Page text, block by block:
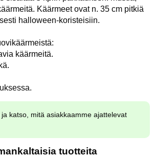
Käärmeet ovat n. 35 cm pitkiä
halloween-koristeisiin.
käärmeitä.
ja katso, mitä asiakkaamme ajattelevat
tuotteita